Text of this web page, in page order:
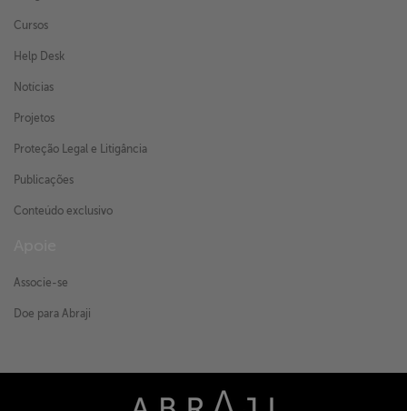
Cursos
Help Desk
Notícias
Projetos
Proteção Legal e Litigância
Publicações
Conteúdo exclusivo
Associe-se
Doe para Abraji